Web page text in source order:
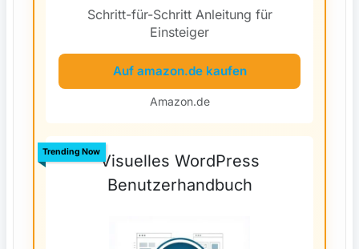
Schritt-für-Schritt Anleitung für
Einsteiger
Auf amazon.de kaufen
Amazon.de
Visuelles WordPress
Benutzerhandbuch
Trending Now